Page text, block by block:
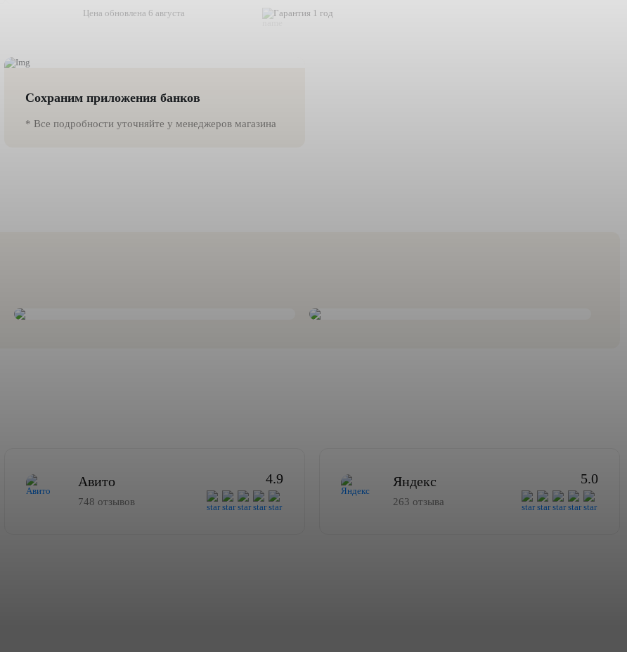
Цена обновлена 6 августа Гарантия 1 год
Сохраним приложения банков
* Все подробности уточняйте у менеджеров магазина
Авито
748 отзывов
4.9 Яндекс
263 отзыва
5.0